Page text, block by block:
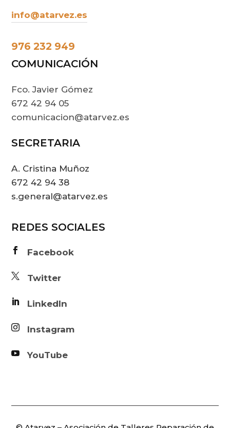
info@atarvez.es
976 232 949
COMUNICACIÓN
Fco. Javier Gómez
672 42 94 05
comunicacion@atarvez.es
SECRETARIA
A. Cristina Muñoz
672 42 94 38
s.general@atarvez.es
REDES SOCIALES
 Facebook
 Twitter
 LinkedIn
 Instagram
 YouTube